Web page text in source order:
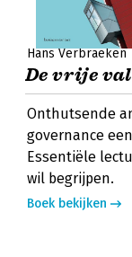
Hans Verbraeken
De vrije
Onthutsende
governance
Essentiële
wil begrijpen.
Boek bekijken